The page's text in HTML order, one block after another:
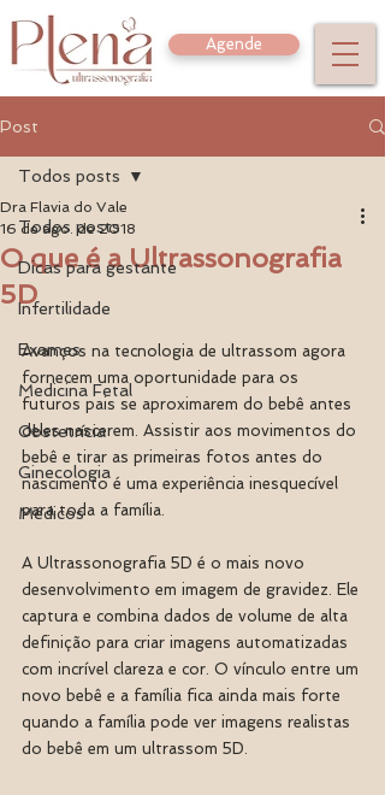
Agende
Post
Todos posts
Dicas para gestante
Infertilidade
Exames
Medicina Fetal
Obstetrícia
Ginecologia
Médicos
Todos posts
O que é a Ultrassonografia
5D
Dra Flavia do Vale
16 de ago. de 2018
Avanços na tecnologia de ultrassom agora
fornecem uma oportunidade para os
futuros pais se aproximarem do bebê antes
deles nascerem. Assistir aos movimentos do
bebê e tirar as primeiras fotos antes do
nascimento é uma experiência inesquecível
para toda a família.
A Ultrassonografia 5D é o mais novo
desenvolvimento em imagem de gravidez. Ele
captura e combina dados de volume de alta
definição para criar imagens automatizadas
com incrível clareza e cor. O vínculo entre um
novo bebê e a família fica ainda mais forte
quando a família pode ver imagens realistas
do bebê em um ultrassom 5D.